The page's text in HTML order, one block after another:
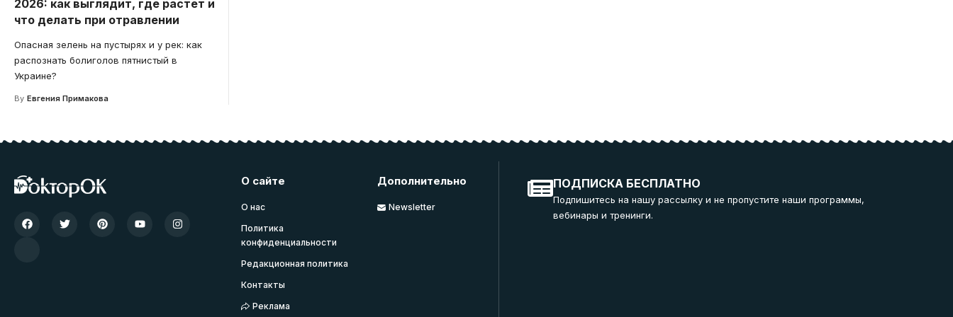
2026: как выглядит, где растет и
что делать при отравлении
Опасная зелень на пустырях и у рек: как
распознать болиголов пятнистый в
Украине?
By Евгения Примакова
О сайте
О нас
Политика
конфиденциальности
Редакционная политика
Контакты
Реклама
Дополнительно
Newsletter
ПОДПИСКА БЕСПЛАТНО
Подпишитесь на нашу рассылку и не пропустите наши программы,
вебинары и тренинги.